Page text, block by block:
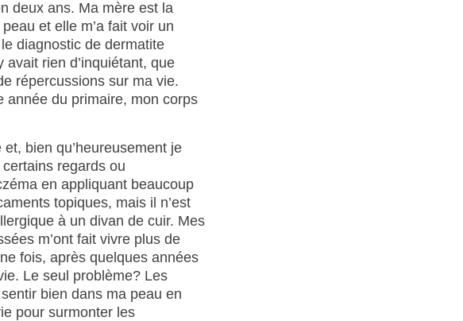
deux ans. Ma mère est la
et elle m’a fait voir un
diagnostic de dermatite
avait rien d’inquiétant, que
répercussions sur ma vie.
année du primaire, mon corps
bien qu’heureusement je
regards ou
en appliquant beaucoup
topiques, mais il n’est
à un divan de cuir. Mes
m’ont fait vivre plus de
fois, après quelques années
Le seul problème? Les
bien dans ma peau en
pour surmonter les